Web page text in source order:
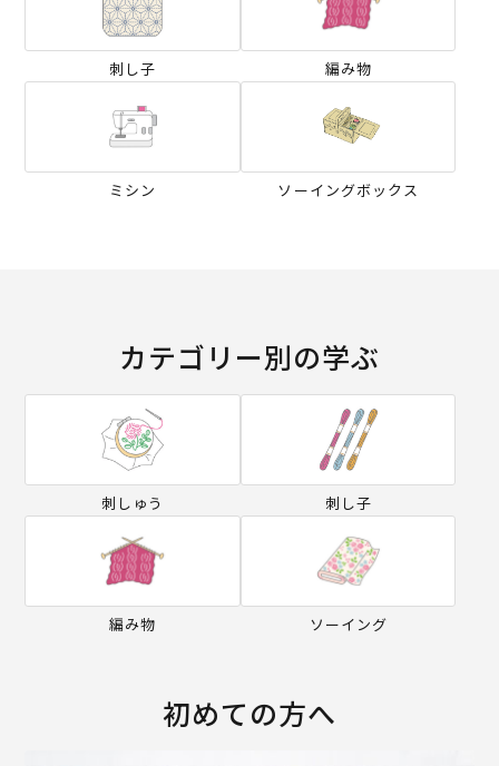
刺し子 編み物
ミシン ソーイングボックス
カテゴリー別の学ぶ
刺しゅう 刺し子
編み物 ソーイング
初めての方へ